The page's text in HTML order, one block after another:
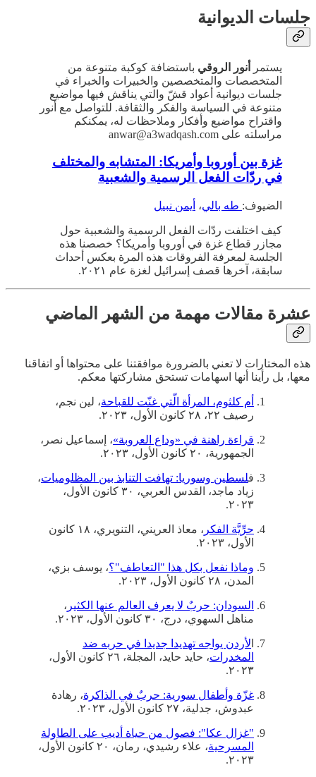
جلسات الديوانية
يستمر أنور الروقي باستضافة كوكبة متنوعة من
المتخصصات والمتخصصين والخبيرات والخبراء في
جلسات ديوانية أعواد قشّ والتي يناقش فيها مواضيع
متنوعة في السياسة والفكر والثقافة. للتواصل مع أنور
واقتراح مواضيع وأفكار وملاحظات له، يمكنكم
مراسلته على anwar@a3wadqash.com
غزة بين أوروبا وأمريكا: المتشابه والمختلف
في ردّات الفعل الرسمية والشعبية
الضيوف: طه بالي، أيمن نبيل
كيف اختلفت ردّات الفعل الرسمية والشعبية حول
مجازر قطاع غزة في أوروبا وأمريكا؟ خصصنا هذه
الجلسة لمعرفة الفروقات هذه المرة بعكس أحداث
سابقة، آخرها قصف إسرائيل لغزة عام ٢٠٢١.
عشرة مقالات مهمة من الشهر الماضي
هذه المختارات لا تعني بالضرورة موافقتنا على محتواها أو اتفاقنا
معها، بل رأينا أنها اسهامات تستحق مشاركتها معكم.
أم كلثوم، المرأة الّتي غنّت للقباحة، لين نجم،
رصيف ٢٢، ٢٨ كانون الأول، ٢٠٢٣.
قراءة راهنة في «وداع العروبة»، إسماعيل نصر،
الجمهورية، ٢٠ كانون الأول، ٢٠٢٣.
فلسطين وسوريا: تهافت التنابذ بين المظلوميات،
زياد ماجد، القدس العربي، ٣٠ كانون الأول،
٢٠٢٣.
حرِّيَّة الفكر
، معاذ العريني، التنويري، ١٨ كانون
الأول، ٢٠٢٣.
وماذا نفعل بكل هذا "التعاطف"؟، يوسف بزي،
المدن، ٢٨ كانون الأول، ٢٠٢٣.
السودان: حربٌ لا يعرف العالم عنها الكثير ،
مناهل السهوي، درج، ٣٠ كانون الأول، ٢٠٢٣.
لأردن يواجه تهديدا جديدا في حربه ضد
المخدرات
، حايد حايد، المجلة، ٢٦ كانون الأول،
٢٠٢٣.
غزّة وأطفال سورية: حربٌ في الذاكرة، رهادة
عبدوش، جدلية، ٢٧ كانون الأول، ٢٠٢٣.
"غزال عكا": فصول من حياة أديب على الطاولة
المسرحية
، علاء رشيدي، رمان، ٢٠ كانون الأول،
٢٠٢٣.